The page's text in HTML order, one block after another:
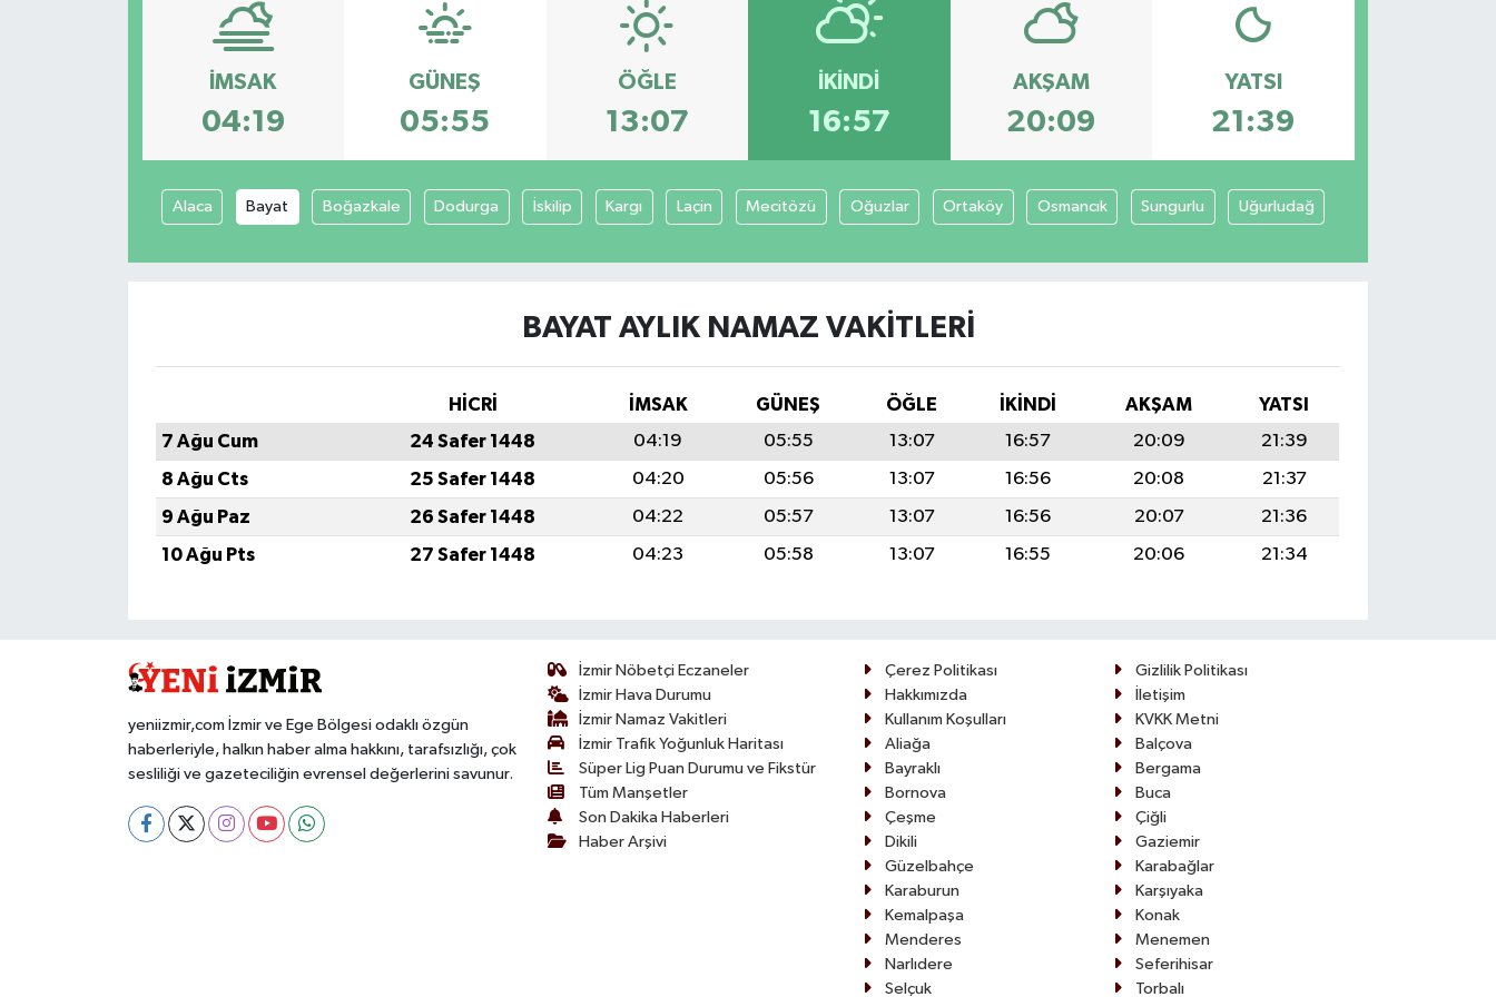
İMSAK
04:19
GÜNEŞ
05:55
ÖĞLE
13:07
İKINDI
16:57
AKŞAM
20:09
YATSI
21:39
Alaca Bayat Boğazkale Dodurga İskilip Kargı Laçin Mecitözü Oğuzlar Ortaköy Osmancık Sungurlu Uğurludağ
BAYAT AYLIK NAMAZ VAKITLERI
HİCRİ İMSAK GÜNEŞ ÖĞLE İKINDI AKŞAM
YATSI
7 Ağu Cum
24 Safer 1448 04:19 05:55 13:07 16:57 20:09
21:39
8 Ağu Cts
25 Safer 1448 04:20 05:56 13:07 16:56 20:08
21:37
9 Ağu Paz
26 Safer 1448 04:22 05:57 13:07 16:56 20:07
21:36
10 Ağu Pts
27 Safer 1448 04:23 05:58 13:07 16:55 20:06 21:34
yeniizmir,com İzmir ve Ege Bölgesi odaklı özgün
haberleriyle, halkın haber alma hakkını, tarafsızlığı, çok
sesliliği ve gazeteciliğin evrensel değerlerini savunur.
İzmir Nöbetçi Eczaneler
İzmir Hava Durumu
İzmir Namaz Vakitleri
İzmir Trafik Yoğunluk Haritası
Süper Lig Puan Durumu ve Fikstür
Tüm Manşetler
Son Dakika Haberleri
Haber Arşivi
Çerez Politikası
Gizlilik Politikası
Hakkımızda
İletişim
Kullanım Koşulları
KVKK Metni
Aliağa
Balçova
Bayraklı
Bergama
Bornova
Buca
Çeşme
Çiğli
Dikili
Gaziemir
Güzelbahçe
Karabağlar
Karaburun
Karşıyaka
Kemalpaşa
Konak
Menderes
Menemen
Narlıdere
Seferihisar
Selçuk
Torbalı
Okul Gazetesi